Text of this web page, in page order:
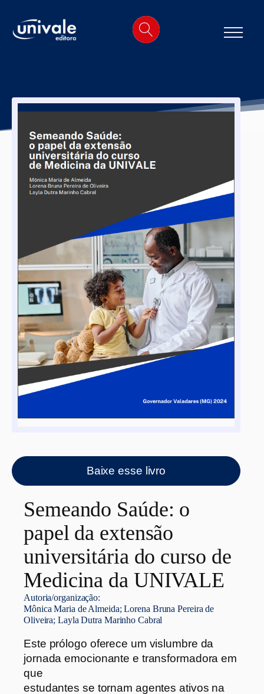
Baixe esse livro
Semeando Saúde: o
papel da extensão
universitária do curso de
Medicina da UNIVALE
Autoria/organização:
Mônica Maria de Almeida; Lorena Bruna Pereira de
Oliveira; Layla Dutra Marinho Cabral
Este prólogo oferece um vislumbre da
jornada emocionante e transformadora em
que
estudantes se tornam agentes ativos na